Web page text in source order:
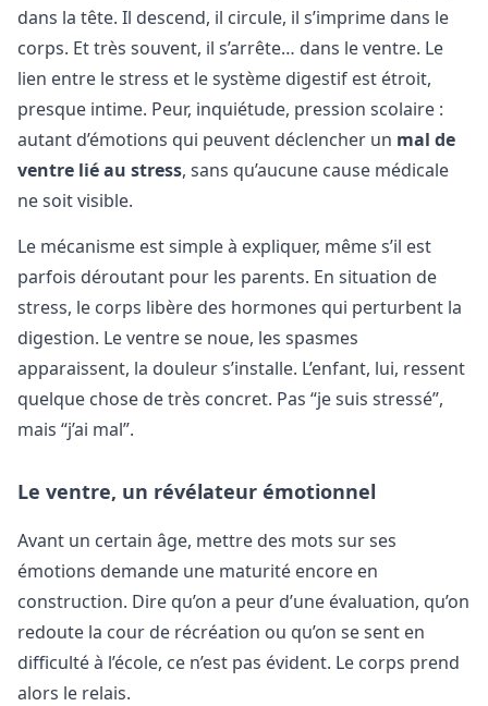
dans la tête. Il descend, il circule, il s’imprime dans le
corps. Et très souvent, il s’arrête… dans le ventre. Le
lien entre le stress et le système digestif est étroit,
presque intime. Peur, inquiétude, pression scolaire :
autant d’émotions qui peuvent déclencher un mal de
ventre lié au stress, sans qu’aucune cause médicale
ne soit visible.
Le mécanisme est simple à expliquer, même s’il est
parfois déroutant pour les parents. En situation de
stress, le corps libère des hormones qui perturbent la
digestion. Le ventre se noue, les spasmes
apparaissent, la douleur s’installe. L’enfant, lui, ressent
quelque chose de très concret. Pas “je suis stressé”,
mais “j’ai mal”.
Le ventre, un révélateur émotionnel
Avant un certain âge, mettre des mots sur ses
émotions demande une maturité encore en
construction. Dire qu’on a peur d’une évaluation, qu’on
redoute la cour de récréation ou qu’on se sent en
difficulté à l’école, ce n’est pas évident. Le corps prend
alors le relais.